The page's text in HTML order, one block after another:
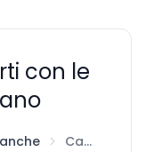
con le
Carmignano